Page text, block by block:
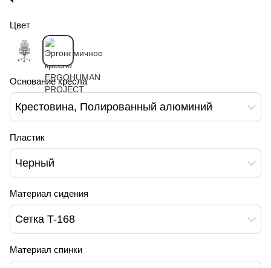
Цвет
Основание кресла
Крестовина, Полированный алюминий
Пластик
Черный
Материал сидения
Сетка T-168
Материал спинки